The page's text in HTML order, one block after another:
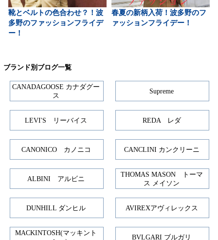
靴とベルトの色合わせ？！波
多野のファッションフライデ
ー！
春夏の新柄入荷！波多野のフ
ァッションフライデー！
ブランド別ブログ一覧
CANADAGOOSE カナダグー
ス
Supreme
LEVI'S リーバイス REDA レダ
CANONICO カノニコ CANCLINI カンクリーニ
ALBINI アルビニ
THOMAS MASON トーマ
ス メイソン
DUNHILL ダンヒル AVIREXアヴィレックス
MACKINTOSH(マッキント
BVLGARI ブルガリ